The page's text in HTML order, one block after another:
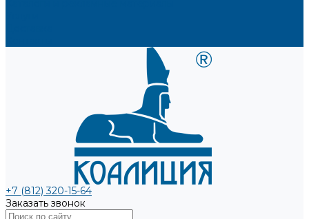
+7 (812) 320-15-64
Заказать звонок